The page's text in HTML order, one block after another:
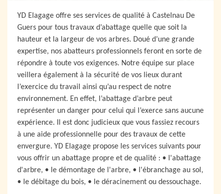
YD Elagage offre ses services de qualité à Castelnau De
Guers pour tous travaux d’abattage quelle que soit la
hauteur et la largeur de vos arbres. Doué d’une grande
expertise, nos abatteurs professionnels feront en sorte de
répondre à toute vos exigences. Notre équipe sur place
veillera également à la sécurité de vos lieux durant
l’exercice du travail ainsi qu’au respect de notre
environnement. En effet, l’abattage d’arbre peut
représenter un danger pour celui qui l’exerce sans aucune
expérience. Il est donc judicieux que vous fassiez recours
à une aide professionnelle pour des travaux de cette
envergure. YD Elagage propose les services suivants pour
vous offrir un abattage propre et de qualité : • l'abattage
d'arbre, • le démontage de l'arbre, • l'ébranchage au sol,
• le débitage du bois, • le déracinement ou dessouchage.